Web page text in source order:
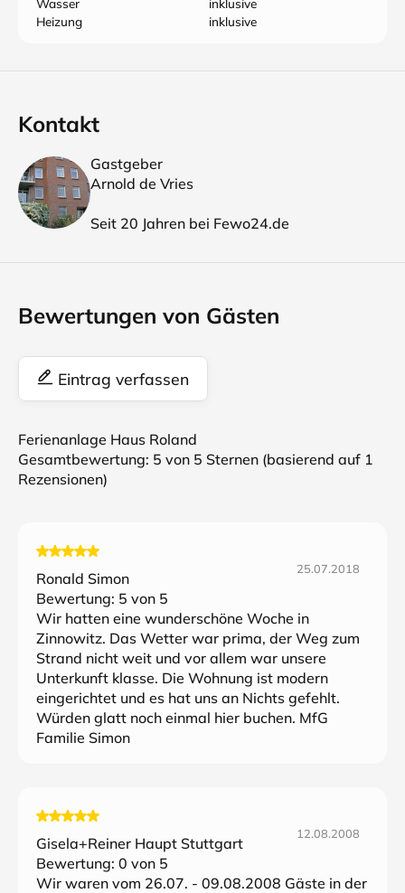
Wasser
inklusive
Heizung
inklusive
Kontakt
Gastgeber
Arnold de Vries
Seit 20 Jahren bei Fewo24.de
Bewertungen von Gästen
Eintrag verfassen
Ferienanlage Haus Roland
Gesamtbewertung: 5 von 5 Sternen (basierend auf 1
Rezensionen)
Ronald Simon
25.07.2018
Bewertung: 5 von 5
Wir hatten eine wunderschöne Woche in
Zinnowitz. Das Wetter war prima, der Weg zum
Strand nicht weit und vor allem war unsere
Unterkunft klasse. Die Wohnung ist modern
eingerichtet und es hat uns an Nichts gefehlt.
Würden glatt noch einmal hier buchen. MfG
Familie Simon
Gisela+Reiner Haupt Stuttgart
12.08.2008
Bewertung: 0 von 5
Wir waren vom 26.07. - 09.08.2008 Gäste in der